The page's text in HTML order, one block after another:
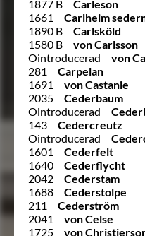
1877 B
Carleson
1661
Carlheim
1890 B
Carlsköld
1580 B
von Carlsson
Ointroducerad
von
281
Carpelan
1691
von Castanie
2035
Cederbaum
Ointroducerad
143
Cedercreutz
Ointroducerad
1601
Cederfelt
1640
Cederflycht
2042
Cederstam
1688
Cederstolpe
211
Cederström
2041
von Celse
1725
von